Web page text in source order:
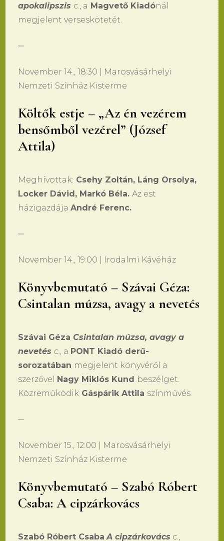
apokalipszis c., a Magvető Kiadónál
megjelent verseskötetét.
•••
November 14., 18:30 | Marosvásárhelyi
Nemzeti Színház Kisterme
Költők estje – „Az én vezérem
bensőmből vezérel” (József
Attila)
Meghívottak: Csehy Zoltán, Láng Orsolya,
Locker Dávid, Markó Béla.Az est
házigazdájaAndré Ferenc.
•••
November 14., 19:00 | Irodalmi Kávéház
Könyvbemutató – Szávai Géza:
Csintalan múzsa, avagy a nevetés
Szávai Géza Csintalan múzsa, avagy a
nevetésc., a PONT Kiadó derű-
sorozatában megjelent könyvéről a
szerzővel
Nagy Miklós Kund beszélget.
Közreműködik Gáspárik Attila színművés
•••
November 15., 12:00 | Marosvásárhelyi
Nemzeti Színház Kisterme
Könyvbemutató – Szabó Róbert
Csaba: A cipzárkovács
Szabó Róbert Csaba A cipzárkovács c.,